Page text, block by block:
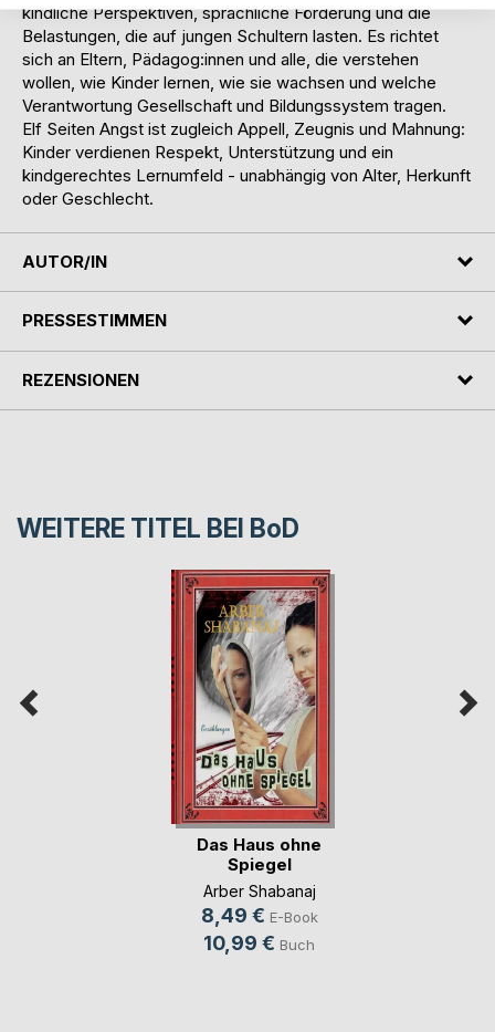
kindliche Perspektiven, sprachliche Förderung und die
Belastungen, die auf jungen Schultern lasten. Es richtet
sich an Eltern, Pädagog:innen und alle, die verstehen
wollen, wie Kinder lernen, wie sie wachsen und welche
Verantwortung Gesellschaft und Bildungssystem tragen.
Elf Seiten Angst ist zugleich Appell, Zeugnis und Mahnung:
Kinder verdienen Respekt, Unterstützung und ein
kindgerechtes Lernumfeld - unabhängig von Alter, Herkunft
oder Geschlecht.
AUTOR/IN
PRESSESTIMMEN
REZENSIONEN
WEITERE TITEL BEI BoD
Das Haus ohne
Spiegel
Arber Shabanaj
8,49 € E-Book
10,99 € Buch